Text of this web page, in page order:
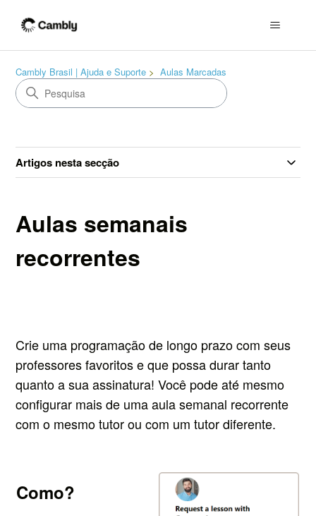
Cambly Brasil | Ajuda e Suporte Aulas Marcadas
Artigos nesta secção
Aulas semanais
recorrentes
Crie uma programação de longo prazo com seus
professores favoritos e que possa durar tanto
quanto a sua assinatura!Você pode até mesmo
configurar mais de uma aula semanal recorrente
com o mesmo tutor ou com um tutor diferente.
Como?